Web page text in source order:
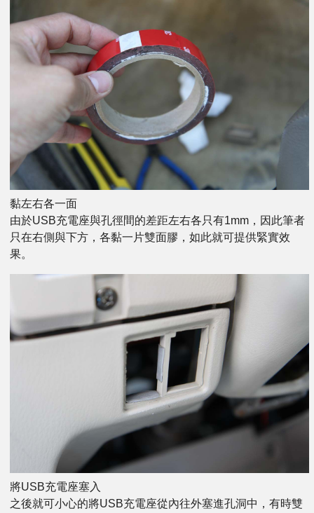
黏左右各一面
由於USB充電座與孔徑間的差距左右各只有1mm，因此筆者
只在右側與下方，各黏一片雙面膠，如此就可提供緊實效
果。
將USB充電座塞入
之後就可小心的將USB充電座從內往外塞進孔洞中，有時雙